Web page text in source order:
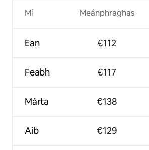
Mí
Ean
Feabh
Márta
Aib
Meánphraghas
€112
€117
€138
€129